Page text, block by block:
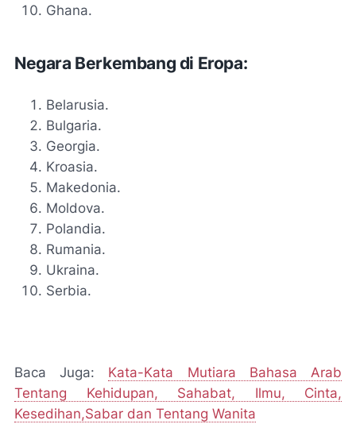
Ghana.
Negara Berkembang di Eropa:
Belarusia.
Bulgaria.
Georgia.
Kroasia.
Makedonia.
Moldova.
Polandia.
Rumania.
Ukraina.
Serbia.
Baca Juga: Kata-Kata Mutiara Bahasa Arab
Tentang Kehidupan, Sahabat, Ilmu, Cinta,
Kesedihan,Sabar dan Tentang Wanita